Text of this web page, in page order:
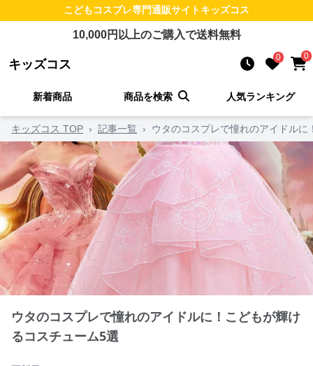
こどもコスプレ専門通販サイトキッズコス
10,000円以上のご購入で送料無料
キッズコス 0 0
新着商品 商品を検索 人気ランキング
キッズコス TOP › 記事一覧 › ウタのコスプレで憧れのアイドル
ウタのコスプレで憧れのアイドルに！こどもが輝け
るコスチューム5選